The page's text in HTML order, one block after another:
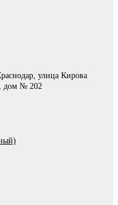
улица Кирова
дом № 202